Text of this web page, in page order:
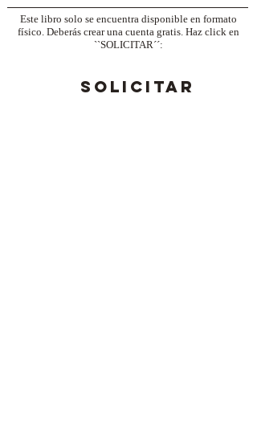
Este libro solo se encuentra disponible en formato
físico. Deberás crear una cuenta gratis. Haz click en
``SOLICITAR´´:
SOLICITAR